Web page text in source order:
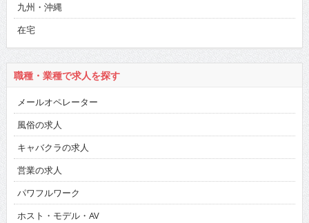
九州・沖縄
在宅
職種・業種で求人を探す
メールオペレーター
風俗の求人
キャバクラの求人
営業の求人
パワフルワーク
ホスト・モデル・AV